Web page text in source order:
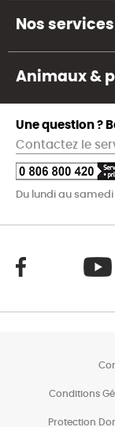
Nos services
Animaux &
Une question ?
Contactez le
Du lundi au samedi
Conditions
Protection